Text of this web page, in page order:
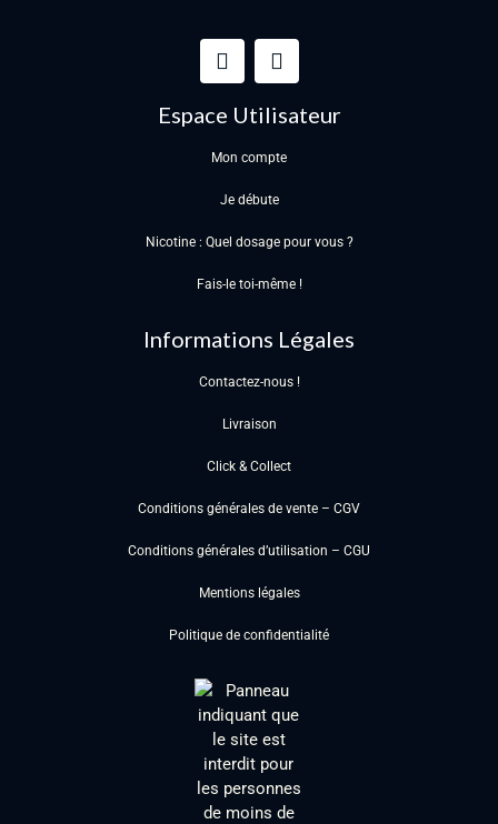
Espace Utilisateur
Mon compte
Je débute
Nicotine : Quel dosage pour vous ?
Fais-le toi-même !
Informations Légales
Contactez-nous !
Livraison
Click & Collect
Conditions générales de vente – CGV
Conditions générales d’utilisation – CGU
Mentions légales
Politique de confidentialité